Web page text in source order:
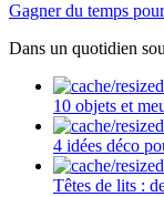
Gagner du temps
Dans un quotidien
10 objets et
4 idées déco
Têtes de lits :